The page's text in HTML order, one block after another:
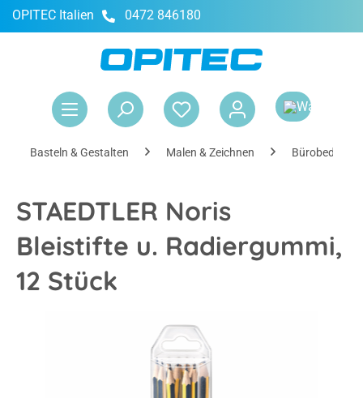
springen
OPITEC Italien 0472 846180
Basteln & Gestalten Malen & Zeichnen Bürobedarf
STAEDTLER Noris
Bleistifte u. Radiergummi,
12 Stück